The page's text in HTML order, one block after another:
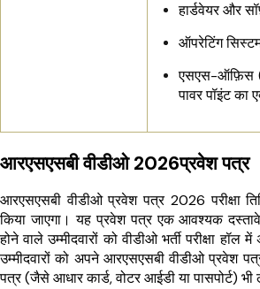
हार्डवेयर और
ऑपरेटिंग
एसएस-ऑफ़िस
पावर पॉइंट का
आरएसएसबी वीडीओ 2026प्रवेश पत्र
आरएसएसबी वीडीओ प्रवेश पत्र 2026 परीक्षा
किया जाएगा। यह प्रवेश पत्र एक आवश्यक
होने वाले उम्मीदवारों को वीडीओ भर्ती परीक्षा
उम्मीदवारों को अपने आरएसएसबी वीडीओ प्रवेश
पत्र (जैसे आधार कार्ड, वोटर आईडी या पासपोर्ट)